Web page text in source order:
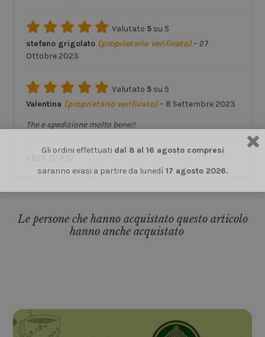
Valutato 5 su 5
stefano grigolato (proprietario verificato) – 27
Ottobre 2023
Valutato 5 su 5
Valentina (proprietario verificato) – 8 Settembre 2023
The e spedizione molto bene!!
Le persone che hanno acquistato questo articolo
hanno anche acquistato
Gli ordini effettuati dal 8 al 16 agosto compresi
saranno evasi a partire da lunedì 17 agosto 2026.